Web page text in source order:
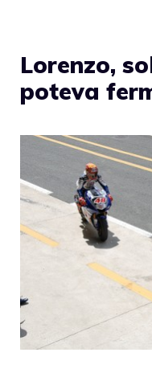
Lorenzo,
poteva